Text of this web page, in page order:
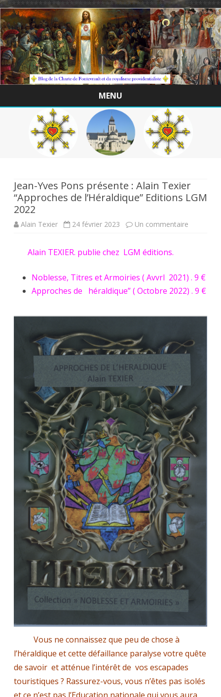
/
MENU
Skip
to
content
Jean-Yves Pons présente : Alain Texier
“Approches de l’Héraldique” Editions LGM
2022
Alain Texier 24 février 2023 Un commentaire
Pons
présente
Texier
Editions
LGM
2022
Alain TEXIER. publie chez LGM éditions.
Noblesse, Titres et Armoiries ( Avvrl 2021) . 9 €
Approches de héraldique” ( Octobre 2022) . 9 €
Vous ne connaissez que peu de chose à
l’héraldique et cette défaillance paralyse votre quête
de savoir et atténue l’intérêt de vos escapades
touristiques ? Rassurez-vous, vous n’êtes pas isolés